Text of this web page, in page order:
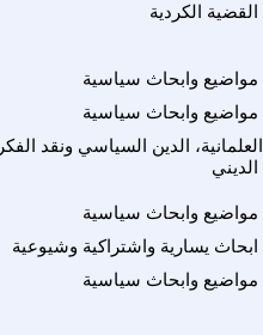
القضية الكردية
مواضيع وابحاث سياسية
مواضيع وابحاث سياسية
العلمانية، الدين السياسي ونقد الفكر
الديني
مواضيع وابحاث سياسية
ابحاث يسارية واشتراكية وشيوعية
مواضيع وابحاث سياسية